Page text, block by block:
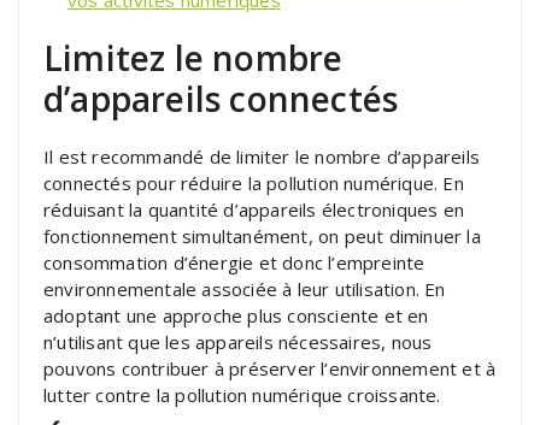
Limitez le nombre
d’appareils connectés
Il est recommandé de limiter le nombre d’appareils
connectés pour réduire la pollution numérique. En
réduisant la quantité d’appareils électroniques en
fonctionnement simultanément, on peut diminuer la
consommation d’énergie et donc l’empreinte
environnementale associée à leur utilisation. En
adoptant une approche plus consciente et en
n’utilisant que les appareils nécessaires, nous
pouvons contribuer à préserver l’environnement et à
lutter contre la pollution numérique croissante.